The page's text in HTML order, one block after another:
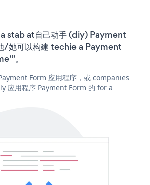
stab at自己动手 (diy) Payment
/她可以构建 techie a Payment
。
Form 应用程序，或 companies
应用程序 Payment Form 的 for a